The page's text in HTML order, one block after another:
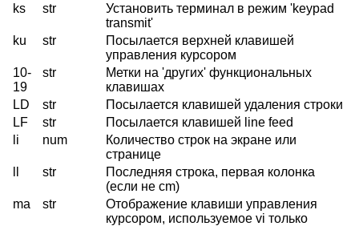
ks
str
Установить терминал в режим 'keypad
transmit'
ku
str
Посылается верхней клавишей
управления курсором
10-
19
str
Метки на 'других' функциональных
клавишах
LD
str
Посылается клавишей удаления строки
LF
str
Посылается клавишей line feed
li
num
Количество строк на экране или
странице
str
Последняя строка, первая колонка
(если не cm)
ma
str
Отображение клавиши управления
курсором, используемое vi только